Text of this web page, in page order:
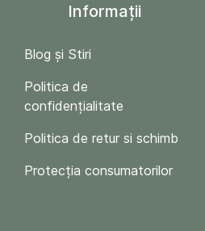
Informații
Blog și Stiri
Politica de
confidențialitate
Politica de retur si schimb
Protecția consumatorilor